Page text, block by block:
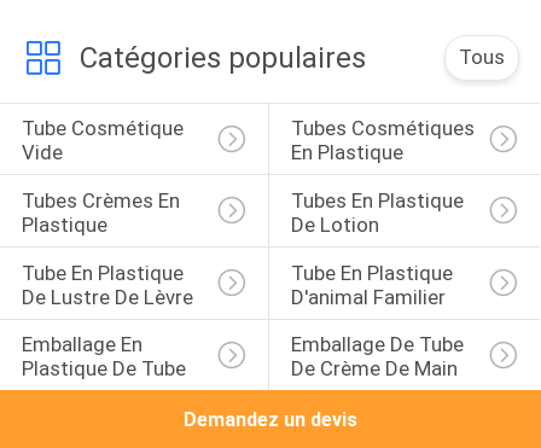
Catégories populaires Tous
Tube Cosmétique
Vide
Tubes Cosmétiques
En Plastique
Tubes Crèmes En
Plastique
Tubes En Plastique
De Lotion
Tube En Plastique
De Lustre De Lèvre
Tube En Plastique
D'animal Familier
Emballage En
Plastique De Tube
Emballage De Tube
De Crème De Main
Demandez un devis